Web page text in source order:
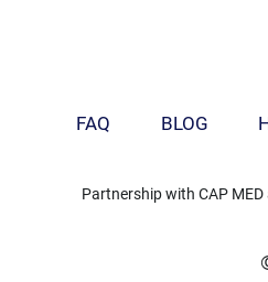
FAQ BLOG
Partnership with CAP MED